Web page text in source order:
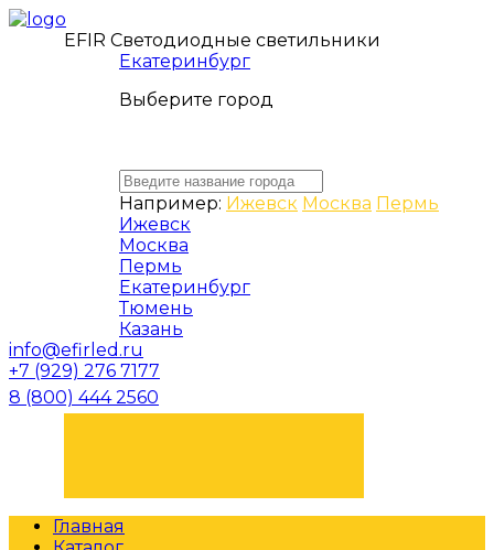
EFIR Светодиодные светильники
Екатеринбург
Выберите город
Например: Ижевск Москва Пермь
Ижевск
Москва
Пермь
Екатеринбург
Тюмень
Казань
info@efirled.ru
+7 (929) 276 7177
8 (800) 444 2560
Главная